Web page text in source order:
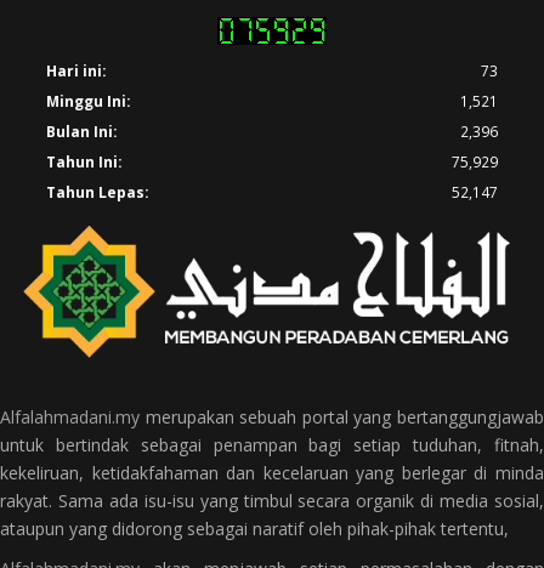
Hari ini:
73
Minggu Ini:
1,521
Bulan Ini:
2,396
Tahun Ini:
75,929
Tahun Lepas:
52,147
Alfalahmadani.my merupakan sebuah portal yang bertanggungjawab
untuk bertindak sebagai penampan bagi setiap tuduhan, fitnah,
kekeliruan, ketidakfahaman dan kecelaruan yang berlegar di minda
rakyat. Sama ada isu-isu yang timbul secara organik di media sosial,
ataupun yang didorong sebagai naratif oleh pihak-pihak tertentu,